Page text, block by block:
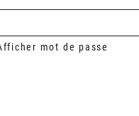
mot de passe